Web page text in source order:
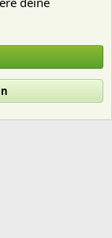
Impressum